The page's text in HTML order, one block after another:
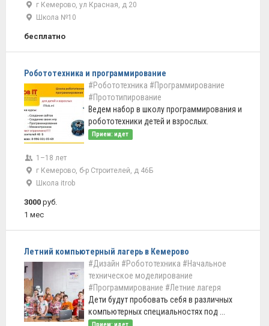
г Кемерово, ул Красная, д 20
Школа №10
бесплатно
Робототехника и программирование
#Робототехника #Программирование
#Прототипирование
Ведем набор в школу программирования и
робототехники детей и взрослых.
Прием: идет
1–18 лет
г Кемерово, б-р Строителей, д 46Б
Школа itrob
3000 руб.
1 мес
Летний компьютерный лагерь в Кемерово
#Дизайн #Робототехника #Начальное
техническое моделирование
#Программирование #Летние лагеря
Дети будут пробовать себя в различных
компьютерных специальностях под ...